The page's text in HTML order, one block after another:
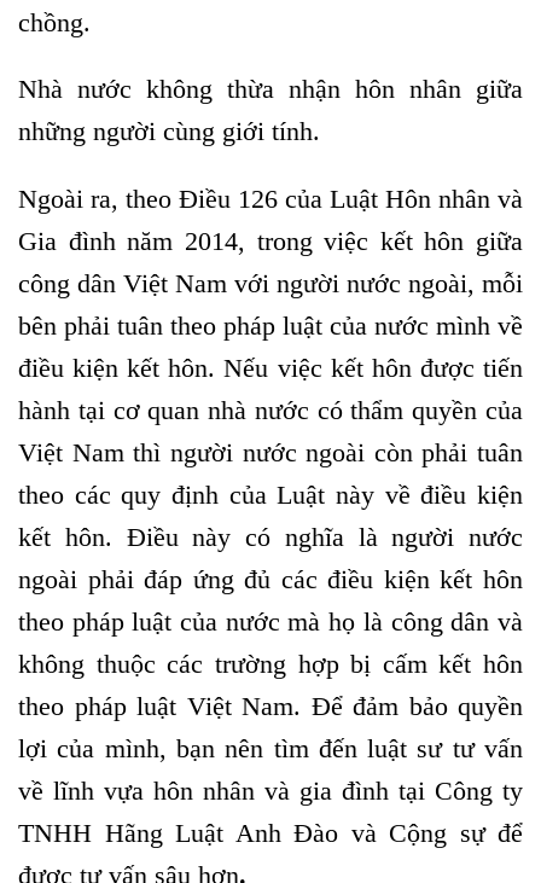
chồng.
Nhà nước không thừa nhận hôn nhân giữa
những người cùng giới tính.
Ngoài ra, theo Điều 126 của Luật Hôn nhân và
Gia đình năm 2014, trong việc kết hôn giữa
công dân Việt Nam với người nước ngoài, mỗi
bên phải tuân theo pháp luật của nước mình về
điều kiện kết hôn. Nếu việc kết hôn được tiến
hành tại cơ quan nhà nước có thẩm quyền của
Việt Nam thì người nước ngoài còn phải tuân
theo các quy định của Luật này về điều kiện
kết hôn. Điều này có nghĩa là người nước
ngoài phải đáp ứng đủ các điều kiện kết hôn
theo pháp luật của nước mà họ là công dân và
không thuộc các trường hợp bị cấm kết hôn
theo pháp luật Việt Nam. Để đảm bảo quyền
lợi của mình, bạn nên tìm đến luật sư tư vấn
về lĩnh vựa hôn nhân và gia đình tại Công ty
TNHH Hãng Luật Anh Đào và Cộng sự để
được tư vấn sâu hơn.